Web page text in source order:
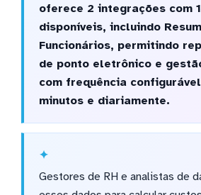
oferece 2 integrações com
disponíveis, incluindo
Funcionários, permitindo
de ponto eletrônico e
com frequência
minutos e diariamente.
Gestores de RH e analistas de